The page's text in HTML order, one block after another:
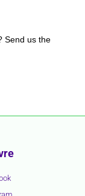
Send us the